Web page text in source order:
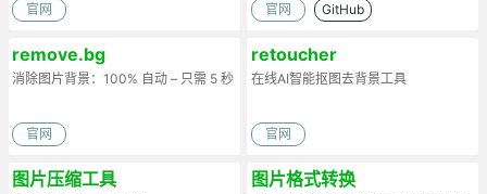
官网 官网 GitHub
remove.bg
消除图片背景：100% 自动 – 只需 5 秒
官网
retoucher
在线AI智能抠图去背景工具
官网
图片压缩工具 图片格式转换